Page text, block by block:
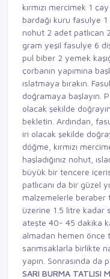
kırmızı mercimek 1
bardağı kuru fasulye 1
nohut 2 adet patlıcan
gram yeşil fasulye 6
pul biber 2 yemek
çorbanın yapımına
ıslatmaya bırakın.
doğramaya başlayın.
olacak şekilde
bekletin. Ardından,
iri olacak şekilde
döğme, kırmızı
haşladığınız nohut,
büyük bir tencere
patlıcanı da bir güzel
malzemelerle beraber
üzerine 1.5 litre kadar
ateşte 40- 45 dakika
almadan hemen önce
sarımsaklarla birlikte
yapın. Sonrasında da
SARI BURMA TATLISI